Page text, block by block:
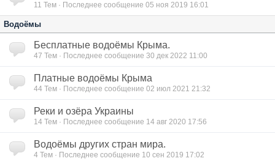
11 Тем · Последнее сообщение 05 ноя 2019 16:01
Водоёмы
Бесплатные водоёмы Крыма.
47 Тем · Последнее сообщение 30 дек 2022 11:00
Платные водоёмы Крыма
44 Тем · Последнее сообщение 02 июл 2021 21:32
Реки и озёра Украины
14 Тем · Последнее сообщение 14 авг 2020 17:56
Водоёмы других стран мира.
4 Тем · Последнее сообщение 10 сен 2019 17:02